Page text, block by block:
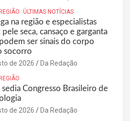
ÚLTIMAS NOTÍCIAS
na região e especialistas
seca, cansaço e garganta
ser sinais do corpo
socorro
de 2026 Da Redação
Congresso Brasileiro de
de 2026 Da Redação